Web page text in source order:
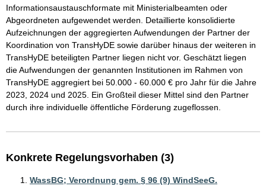
Informationsaustauschformate mit Ministerialbeamten oder
Abgeordneten aufgewendet werden. Detaillierte konsolidierte
Aufzeichnungen der aggregierten Aufwendungen der Partner der
Koordination von TransHyDE sowie darüber hinaus der weiteren in
TransHyDE beteiligten Partner liegen nicht vor. Geschätzt liegen
die Aufwendungen der genannten Institutionen im Rahmen von
TransHyDE aggregiert bei 50.000 - 60.000 € pro Jahr für die Jahre
2023, 2024 und 2025. Ein Großteil dieser Mittel sind den Partner
durch ihre individuelle öffentliche Förderung zugeflossen.
Konkrete Regelungsvorhaben (3)
WassBG; Verordnung gem. § 96 (9) WindSeeG.